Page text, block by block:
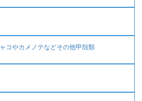
コやカメノテなどその他甲殻類